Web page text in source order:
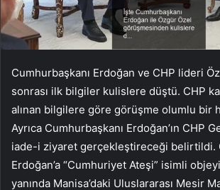
Cumhurbaşkanı Erdoğan ve CHP lideri
sonrası ilk bilgiler kulislere düştü. CHP
alınan bilgilere göre görüşme olumlu bir
Ayrıca Cumhurbaşkanı Erdoğan’ın CHP
iade-i ziyaret gerçekleştireceği belirtildi.
Erdoğan’a “Cumhuriyet Ateşi” isimli
yanında Manisa’daki Uluslararası Mesir